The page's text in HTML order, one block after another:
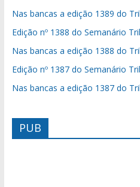
Nas bancas a edição 1389 do
Edição nº 1388 do Semanário
Nas bancas a edição 1388 do
Edição nº 1387 do Semanário
Nas bancas a edição 1387 do
PUB